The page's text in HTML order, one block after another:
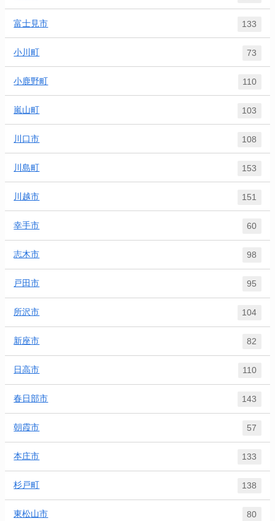
富士見市 133
小川町 73
小鹿野町 110
嵐山町 103
川口市 108
川島町 153
川越市 151
幸手市 60
志木市 98
戸田市 95
所沢市 104
新座市 82
日高市 110
春日部市 143
朝霞市 57
本庄市 133
杉戸町 138
東松山市 80